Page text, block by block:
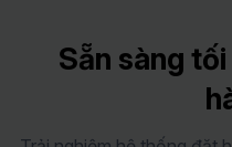
Sẵn sàng